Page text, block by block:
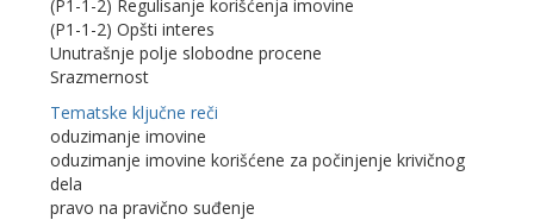
(P1-1-2) Regulisanje korišćenja imovine
(P1-1-2) Opšti interes
Unutrašnje polje slobodne procene
Srazmernost
Tematske ključne reči
oduzimanje imovine
oduzimanje imovine korišćene za počinjenje krivičnog
dela
pravo na pravično suđenje